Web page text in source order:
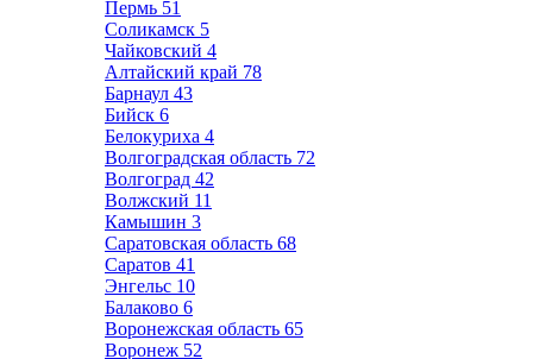
Пермь 51
Соликамск 5
Чайковский 4
Алтайский край 78
Барнаул 43
Бийск 6
Белокуриха 4
Волгоградская область 72
Волгоград 42
Волжский 11
Камышин 3
Саратовская область 68
Саратов 41
Энгельс 10
Балаково 6
Воронежская область 65
Воронеж 52